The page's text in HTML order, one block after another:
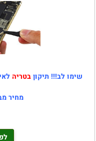
שימו לב!!! תיקוןבטריה
מחיר